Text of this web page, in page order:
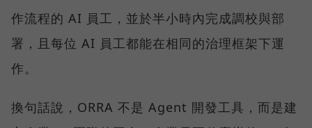
作流程的 AI 員工，並於半小時內完成調校與部
署，且每位 AI 員工都能在相同的治理框架下運
作。
換句話說，ORRA 不是 Agent 開發工具，而是建